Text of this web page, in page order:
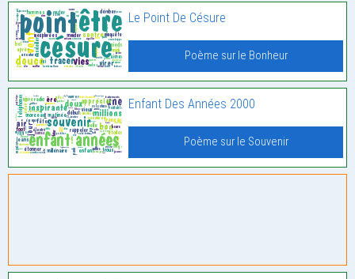
Le Point De Césure
Poème sur le Bonheur
Enfant Des Années 2000
Poème sur le Souvenir